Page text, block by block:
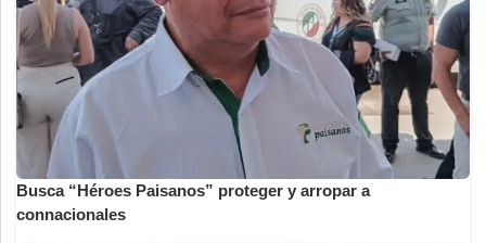
Busca “Héroes Paisanos” proteger y arropar a
connacionales